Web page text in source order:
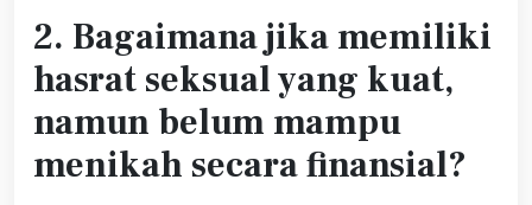
2. Bagaimana jika memiliki
hasrat seksual yang kuat,
namun belum mampu
menikah secara finansial?